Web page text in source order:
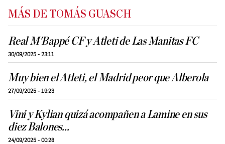
MÁS DE TOMÁS GUASCH
Real M'Bappé CF y Atleti de Las Manitas FC
30/09/2025 - 23:11
Muy bien el Atleti, el Madrid peor que Alberola
27/09/2025 - 19:23
Vini y Kylian quizá acompañen a Lamine en sus
diez Balones...
24/09/2025 - 00:28